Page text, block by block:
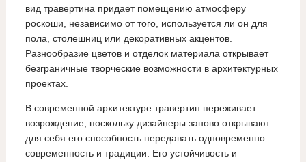
вид травертина придает помещению атмосферу
роскоши, независимо от того, используется ли он для
пола, столешниц или декоративных акцентов.
Разнообразие цветов и отделок материала открывает
безграничные творческие возможности в архитектурных
проектах.
В современной архитектуре травертин переживает
возрождение, поскольку дизайнеры заново открывают
для себя его способность передавать одновременно
современность и традиции. Его устойчивость и